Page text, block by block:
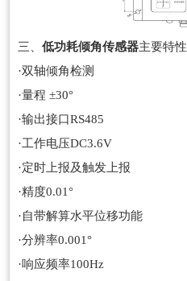
三、 低功耗倾角传感器主要特性
·双轴倾角检测
·量程 ±30°
·输出接口RS485
·工作电压DC3.6V
·定时上报及触发上报
·精度0.01°
·自带解算水平位移功能
·分辨率0.001°
·响应频率100Hz